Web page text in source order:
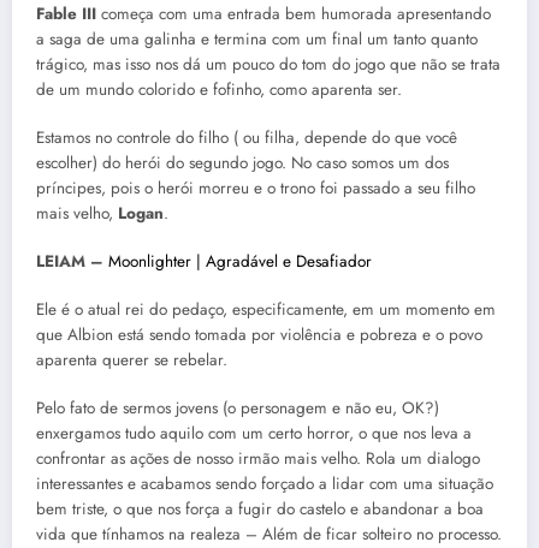
Fable III começa com uma entrada bem humorada apresentando
a saga de uma galinha e termina com um final um tanto quanto
trágico, mas isso nos dá um pouco do tom do jogo que não se trata
de um mundo colorido e fofinho, como aparenta ser.
Estamos no controle do filho ( ou filha, depende do que você
escolher) do herói do segundo jogo. No caso somos um dos
príncipes, pois o herói morreu e o trono foi passado a seu filho
mais velho, Logan.
LEIAM – Moonlighter | Agradável e Desafiador
Ele é o atual rei do pedaço, especificamente, em um momento em
que Albion está sendo tomada por violência e pobreza e o povo
aparenta querer se rebelar.
Pelo fato de sermos jovens (o personagem e não eu, OK?)
enxergamos tudo aquilo com um certo horror, o que nos leva a
confrontar as ações de nosso irmão mais velho. Rola um dialogo
interessantes e acabamos sendo forçado a lidar com uma situação
bem triste, o que nos força a fugir do castelo e abandonar a boa
vida que tínhamos na realeza – Além de ficar solteiro no processo.